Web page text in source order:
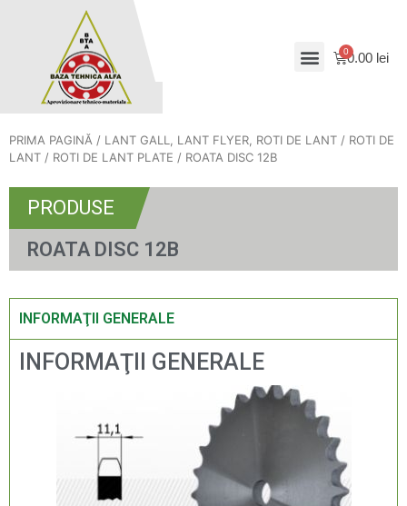
0.00 lei
PRIMA PAGINĂ / LANT GALL, LANT FLYER, ROTI DE LANT / ROTI DE
LANT / ROTI DE LANT PLATE / ROATA DISC 12B
PRODUSE
ROATA DISC 12B
INFORMAŢII GENERALE
INFORMAŢII GENERALE